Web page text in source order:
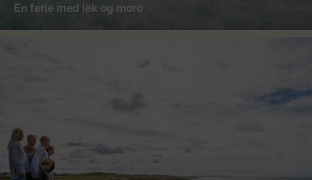
En ferie med lek og moro